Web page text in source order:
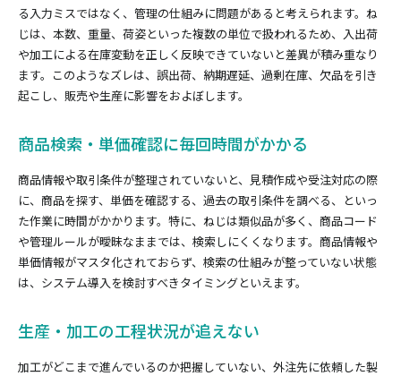
る入力ミスではなく、管理の仕組みに問題があると考えられます。ね
じは、本数、重量、荷姿といった複数の単位で扱われるため、入出荷
や加工による在庫変動を正しく反映できていないと差異が積み重なり
ます。このようなズレは、誤出荷、納期遅延、過剰在庫、欠品を引き
起こし、販売や生産に影響をおよぼします。
商品検索・単価確認に毎回時間がかかる
商品情報や取引条件が整理されていないと、見積作成や受注対応の際
に、商品を探す、単価を確認する、過去の取引条件を調べる、といっ
た作業に時間がかかります。特に、ねじは類似品が多く、商品コード
や管理ルールが曖昧なままでは、検索しにくくなります。商品情報や
単価情報がマスタ化されておらず、検索の仕組みが整っていない状態
は、システム導入を検討すべきタイミングといえます。
生産・加工の工程状況が追えない
加工がどこまで進んでいるのか把握していない、外注先に依頼した製